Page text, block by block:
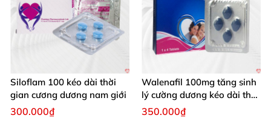
Siloflam 100 kéo dài thời
gian cương dương nam giới
300.000₫
Walenafil 100mg tăng sinh
lý cường dương kéo dài thời
gian
350.000₫